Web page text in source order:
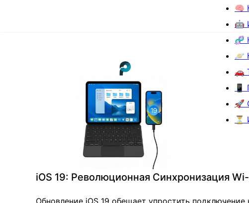
🧠
🤖
🧬
🪐
🚗
📱
🚀
⏳
iOS 19: Революционная Синхронизация
Обновление iOS 19 обещает упростить